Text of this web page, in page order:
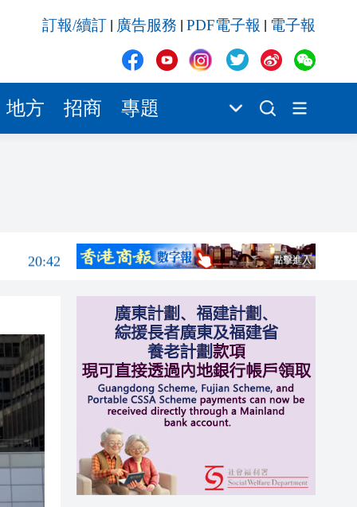
訂報/續訂 廣告服務 PDF電子報 電子報
地方 招商 專題
20:42
20:40
20:42
20:40
20:39
21:08